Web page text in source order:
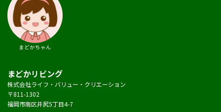
まどかちゃん
まどかリビング
株式会社ライフ・バリュー・クリエーション
〒811-1302
福岡市南区井尻5丁目4-7